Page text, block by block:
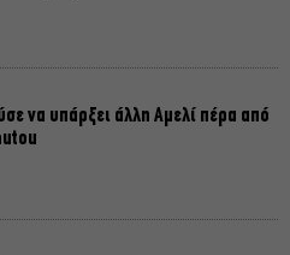
να υπάρξει άλλη Αμελί πέρα από